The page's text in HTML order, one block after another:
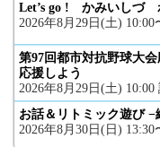
Let’s go ! かみいしづ
2026年8月29日(土) 10:00
第97回都市対抗野球大
応援しよう
2026年8月29日(土) 10:00
お話＆リトミック遊び
2026年8月30日(日) 13:30